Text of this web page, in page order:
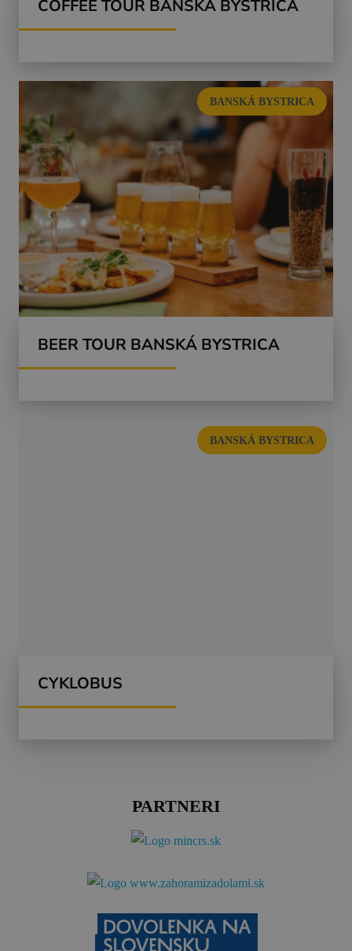
COFFEE TOUR BANSKÁ BYSTRICA
BANSKÁ BYSTRICA
BEER TOUR BANSKÁ BYSTRICA
BANSKÁ BYSTRICA
CYKLOBUS
PARTNERI